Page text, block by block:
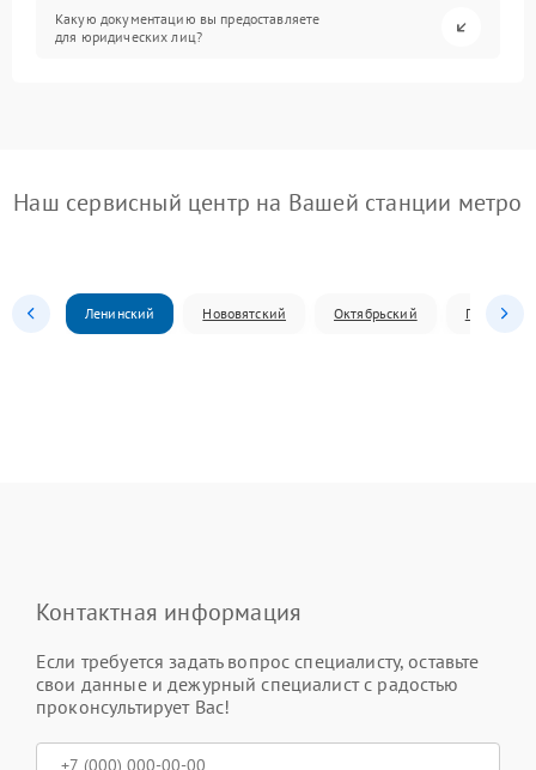
Какую документацию вы предоставляете
для юридических лиц?
Наш сервисный центр на Вашей станции метро
Ленинский Нововятский Октябрьский
Контактная информация
Если требуется задать вопрос специалисту, оставьте
свои данные и дежурный специалист с радостью
проконсультирует Вас!